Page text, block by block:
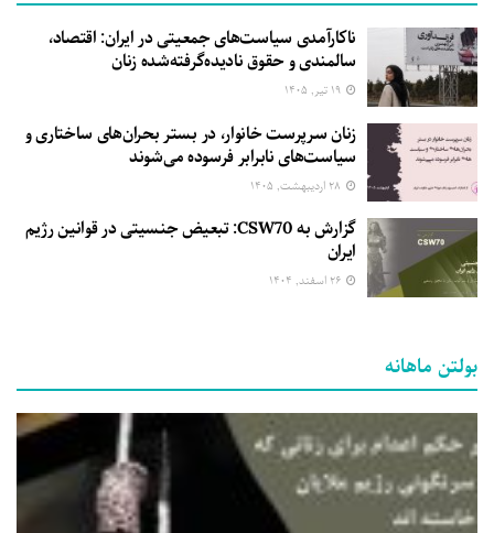
ناکارآمدی سیاست‌های جمعیتی در ایران: اقتصاد،
سالمندی و حقوق نادیده‌گرفته‌شده زنان
زنان سرپرست خانوار، در بستر بحران‌های ساختاری و
سیاست‌های نابرابر فرسوده می‌شوند
گزارش به CSW70: تبعیض جنسیتی در قوانین رژیم
ایران
بولتن ماهانه